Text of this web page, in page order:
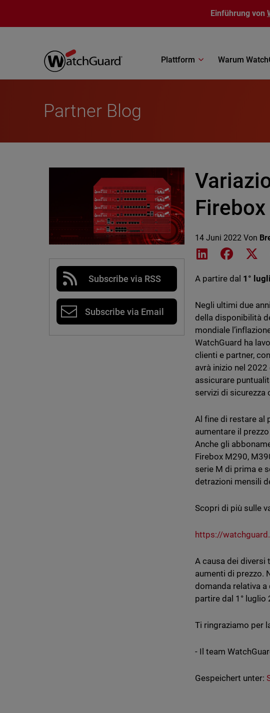
Einführung von
Plattform Warum
Partner Blog
Subscribe via RSS
Subscribe via Email
14 Juni 2022 Von
Share onShare on
A partire dal 1°
Negli ultimi due
della disponibilità
mondiale
WatchGuard ha
clienti e partner,
avrà inizio nel
assicurare
servizi di sicurezza
Al fine di restare al
aumentare il
Anche gli
Firebox M290,
serie M di prima e
detrazioni mensili
Scopri di più sulle
https://
A causa dei diversi
aumenti di prezzo.
domanda relativa
partire dal 1° luglio
Ti ringraziamo per
- Il team
Gespeichert unter: